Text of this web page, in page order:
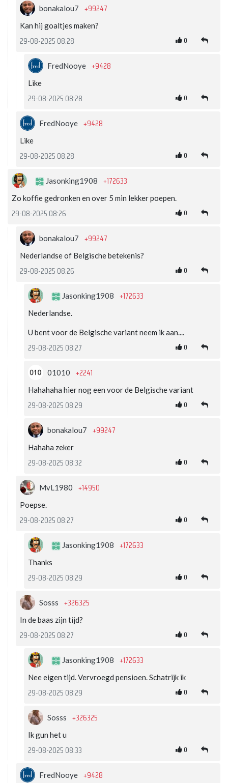
bonakalou7 +99247
Kan hij goaltjes maken?
29-08-2025 08:28 0
FredNooye +9428
Like
29-08-2025 08:28 0
FredNooye +9428
Like
29-08-2025 08:28 0
Jasonking1908 +172633
Zo koffie gedronken en over 5 min lekker poepen.
29-08-2025 08:26 0
bonakalou7 +99247
Nederlandse of Belgische betekenis?
29-08-2025 08:26 0
Jasonking1908 +172633
Nederlandse.
U bent voor de Belgische variant neem ik aan....
29-08-2025 08:27 0
01010 +2241
Hahahaha hier nog een voor de Belgische variant
29-08-2025 08:29 0
bonakalou7 +99247
Hahaha zeker
29-08-2025 08:32 0
MvL1980 +14950
Poepse.
29-08-2025 08:27 0
Jasonking1908 +172633
Thanks
29-08-2025 08:29 0
Sosss +326325
In de baas zijn tijd?
29-08-2025 08:27 0
Jasonking1908 +172633
Nee eigen tijd. Vervroegd pensioen. Schatrijk ik
29-08-2025 08:29 0
Sosss +326325
Ik gun het u
29-08-2025 08:33 0
FredNooye +9428